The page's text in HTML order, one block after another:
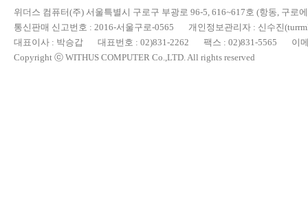
위더스 컴퓨터(주) 서울특별시 구로구 부광로 96-5, 616~617호 (항동, 구
통신판매 신고번호 : 2016-서울구로-0565 개인정보관리자 : 신수진
대표이사 : 박승갑 대표번호 : 02)831-2262 팩스 : 02)831-5565 이메
Copyright ⓒ WITHUS COMPUTER Co.,LTD. All rights reserved